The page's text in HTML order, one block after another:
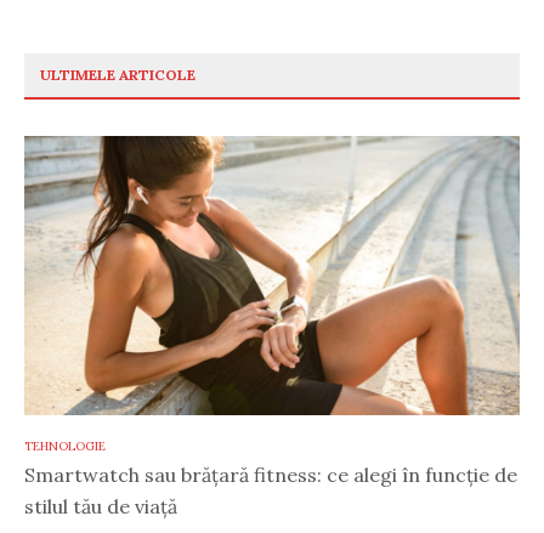
ULTIMELE ARTICOLE
TEHNOLOGIE
Smartwatch sau brățară fitness: ce alegi în funcție de
stilul tău de viață